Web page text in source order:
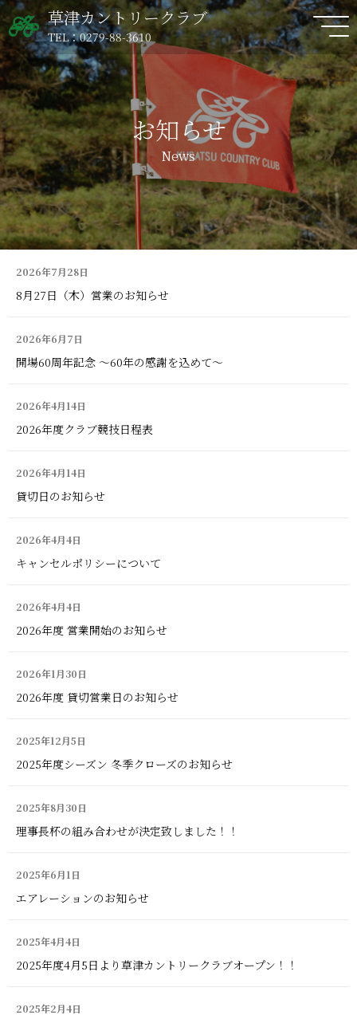
草津カントリークラブ
TEL：0279-88-3610
お知らせ
News
2026年7月28日
8月27日（木）営業のお知らせ
2026年6月7日
開場60周年記念 ～60年の感謝を込めて～
2026年4月14日
2026年度クラブ競技日程表
2026年4月14日
貸切日のお知らせ
2026年4月4日
キャンセルポリシーについて
2026年4月4日
2026年度 営業開始のお知らせ
2026年1月30日
2026年度 貸切営業日のお知らせ
2025年12月5日
2025年度シーズン 冬季クローズのお知らせ
2025年8月30日
理事長杯の組み合わせが決定致しました！！
2025年6月1日
エアレーションのお知らせ
2025年4月4日
2025年度4月5日より草津カントリークラブオープン！！
2025年2月4日